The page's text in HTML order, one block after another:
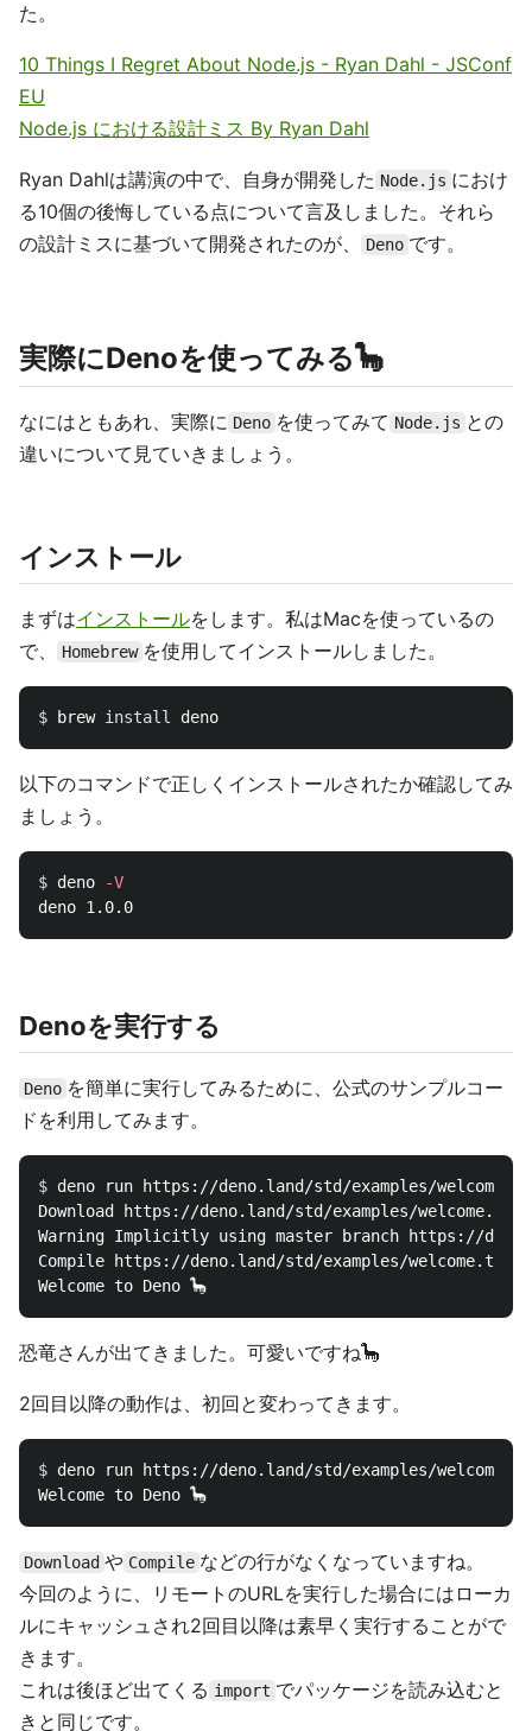
た。
10 Things I Regret About Node.js - Ryan Dahl - JSConf
EU
Node.js における設計ミス By Ryan Dahl
Ryan Dahlは講演の中で、自身が開発した Node.js におけ
る10個の後悔している点について言及しました。それら
の設計ミスに基づいて開発されたのが、
Deno です。
実際にDenoを使ってみる🦕
なにはともあれ、実際に Deno を使ってみて Node.js との
違いについて見ていきましょう。
インストール
まずはインストールをします。私はMacを使っているの
で、
Homebrew を使用してインストールしました。
$ brew install
以下のコマンドで正しくインストールされたか確認してみ
ましょう。
$ deno
-V
Denoを実行する
Deno を簡単に実行してみるために、公式のサンプルコー
ドを利用してみます。
$ deno run https://deno.land/std/examples/welcome.ts
Download https://deno.land/std/examples/welcome.ts
Warning Implicitly using master branch https://
Compile https://deno.land/std/examples/welcome.ts
恐竜さんが出てきました。可愛いですね🦕
2回目以降の動作は、初回と変わってきます。
$ deno run https://deno.land/std/examples/welcome.ts
Download や Compile などの行がなくなっていますね。
今回のように、リモートのURLを実行した場合にはローカ
ルにキャッシュされ2回目以降は素早く実行することがで
きます。
これは後ほど出てくる import でパッケージを読み込むと
きと同じです。